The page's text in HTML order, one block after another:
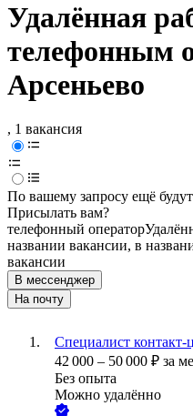
Удалённая
телефонным
Арсеньево
, 1 вакансия
По вашему запросу ещё
Присылать вам?
телефонный оператор
названии вакансии, в
вакансии
В мессенджер
На почту
Специалист контакт-
42 000 – 50 000 ₽ за
Без опыта
Можно удалённо